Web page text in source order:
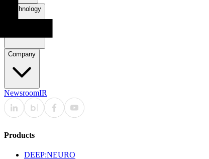
Technology
Company
NewsroomIR
Products
DEEP:NEURO